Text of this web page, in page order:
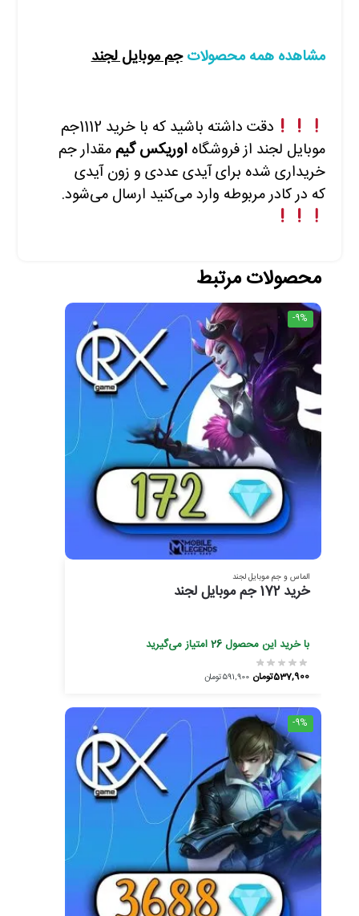
مشاهده همه محصولاتجم موبایل لجند
دقت داشته باشید که باخرید
1112جم
موبایل لجند از فروشگاه اوریکس گیم مقدار جم
خریداری شده برای آیدی عددی و زون آیدی
که در کادر مربوطه واردمی‌کنید ارسال می‌شود.
محصولات مرتبط
-9%
الماس و جم موبایل لجند
خرید 172 جم موبایل لجند
با خرید این محصول26امتیاز می‌گیرید
591,900تومان 537,900تومان
-9%